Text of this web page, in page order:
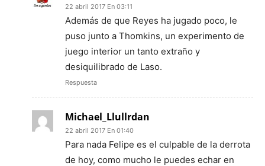
22 abril 2017 En 03:11
Además de que Reyes ha jugado poco, le
puso junto a Thomkins, un experimento de
juego interior un tanto extraño y
desiquilibrado de Laso.
Respuesta
Michael_Llullrdan
22 abril 2017 En 01:40
Para nada Felipe es el culpable de la derrota
de hoy, como mucho le puedes echar en